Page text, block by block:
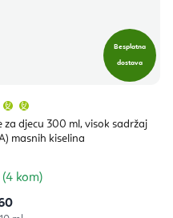
Besplatna
dostava
djecu 300 ml, visok sadržaj
masnih kiselina
proizvoda
je
5,0
zvjezdica.
(4 kom)